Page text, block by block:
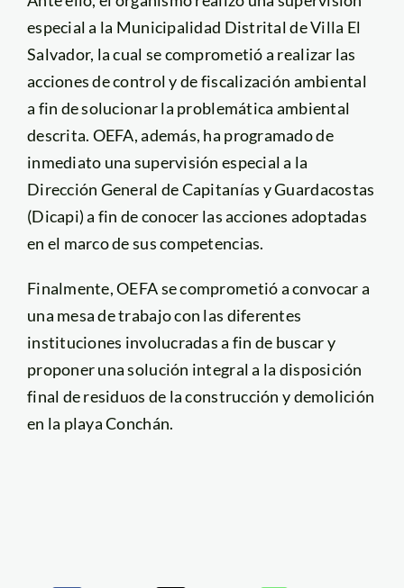
especial a la Municipalidad Distrital de Villa El
Salvador, la cual se comprometió a realizar las
acciones de control y de fiscalización ambiental
a fin de solucionar la problemática ambiental
descrita. OEFA, además, ha programado de
inmediato una supervisión especial a la
Dirección General de Capitanías y Guardacostas
(Dicapi) a fin de conocer las acciones adoptadas
en el marco de sus competencias.
Finalmente, OEFA se comprometió a convocar a
una mesa de trabajo con las diferentes
instituciones involucradas a fin de buscar y
proponer una solución integral a la disposición
final de residuos de la construcción y demolición
en la playa Conchán.